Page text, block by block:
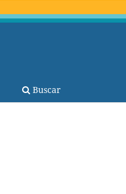
Buscar